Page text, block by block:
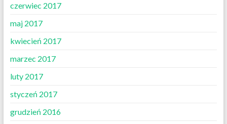
czerwiec 2017
maj 2017
kwiecień 2017
marzec 2017
luty 2017
styczeń 2017
grudzień 2016